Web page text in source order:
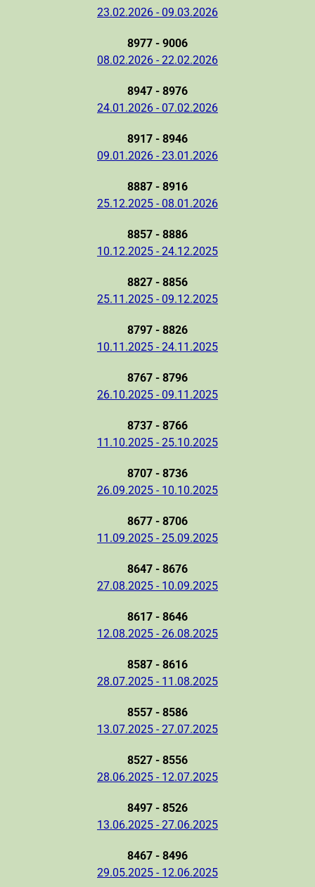
23.02.2026 - 09.03.2026
8977 - 9006
08.02.2026 - 22.02.2026
8947 - 8976
24.01.2026 - 07.02.2026
8917 - 8946
09.01.2026 - 23.01.2026
8887 - 8916
25.12.2025 - 08.01.2026
8857 - 8886
10.12.2025 - 24.12.2025
8827 - 8856
25.11.2025 - 09.12.2025
8797 - 8826
10.11.2025 - 24.11.2025
8767 - 8796
26.10.2025 - 09.11.2025
8737 - 8766
11.10.2025 - 25.10.2025
8707 - 8736
26.09.2025 - 10.10.2025
8677 - 8706
11.09.2025 - 25.09.2025
8647 - 8676
27.08.2025 - 10.09.2025
8617 - 8646
12.08.2025 - 26.08.2025
8587 - 8616
28.07.2025 - 11.08.2025
8557 - 8586
13.07.2025 - 27.07.2025
8527 - 8556
28.06.2025 - 12.07.2025
8497 - 8526
13.06.2025 - 27.06.2025
8467 - 8496
29.05.2025 - 12.06.2025